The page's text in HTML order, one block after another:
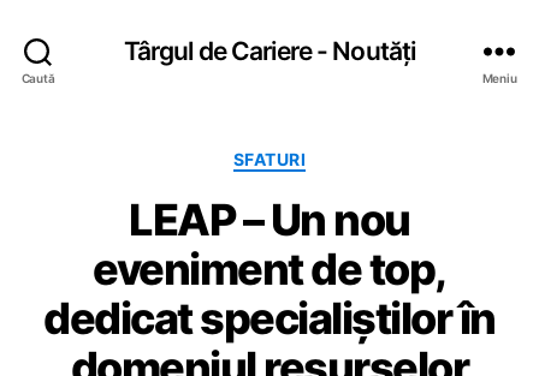
Caută
Târgul de Cariere - Noutăți
Meniu
C
t
e
g
o
r
i
i
SFATURI
LEAP – Un nou
eveniment de top,
dedicat specialiștilor în